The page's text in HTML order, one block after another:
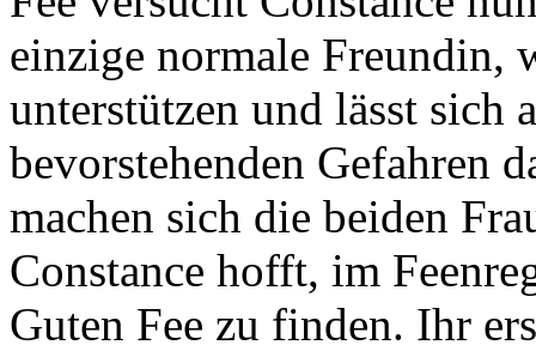
einzige normale Freundin,
unterstützen und lässt sich
bevorstehenden Gefahren
machen sich die beiden
Constance hofft, im
Guten Fee zu finden. Ihr